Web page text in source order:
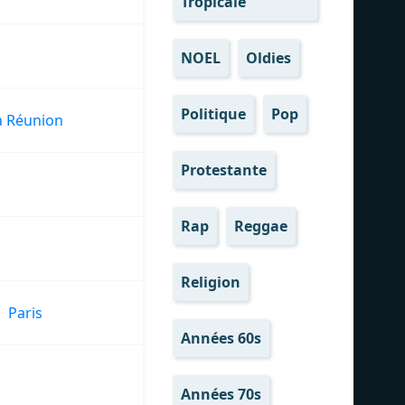
Réunion
Paris
NOEL Oldies
Politique Pop
Protestante
Rap Reggae
Religion
Années 60s
Années 70s